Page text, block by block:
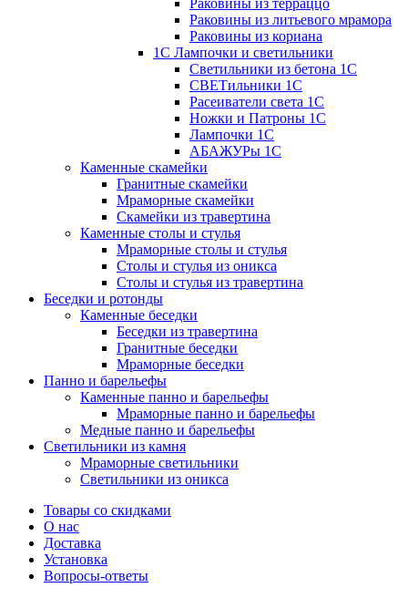
Раковины из терраццо
Раковины из литьевого мрамора
Раковины из кориана
1С Лампочки и светильники
Светильники из бетона 1С
СВЕТильники 1С
Расеиватели света 1С
Ножки и Патроны 1С
Лампочки 1С
АБАЖУРы 1С
Каменные скамейки
Гранитные скамейки
Мраморные скамейки
Скамейки из травертина
Каменные столы и стулья
Мраморные столы и стулья
Столы и стулья из оникса
Столы и стулья из травертина
Беседки и ротонды
Каменные беседки
Беседки из травертина
Гранитные беседки
Мраморные беседки
Панно и барельефы
Каменные панно и барельефы
Мраморные панно и барельефы
Медные панно и барельефы
Светильники из камня
Мраморные светильники
Светильники из оникса
Товары со скидками
О нас
Доставка
Установка
Вопросы-ответы